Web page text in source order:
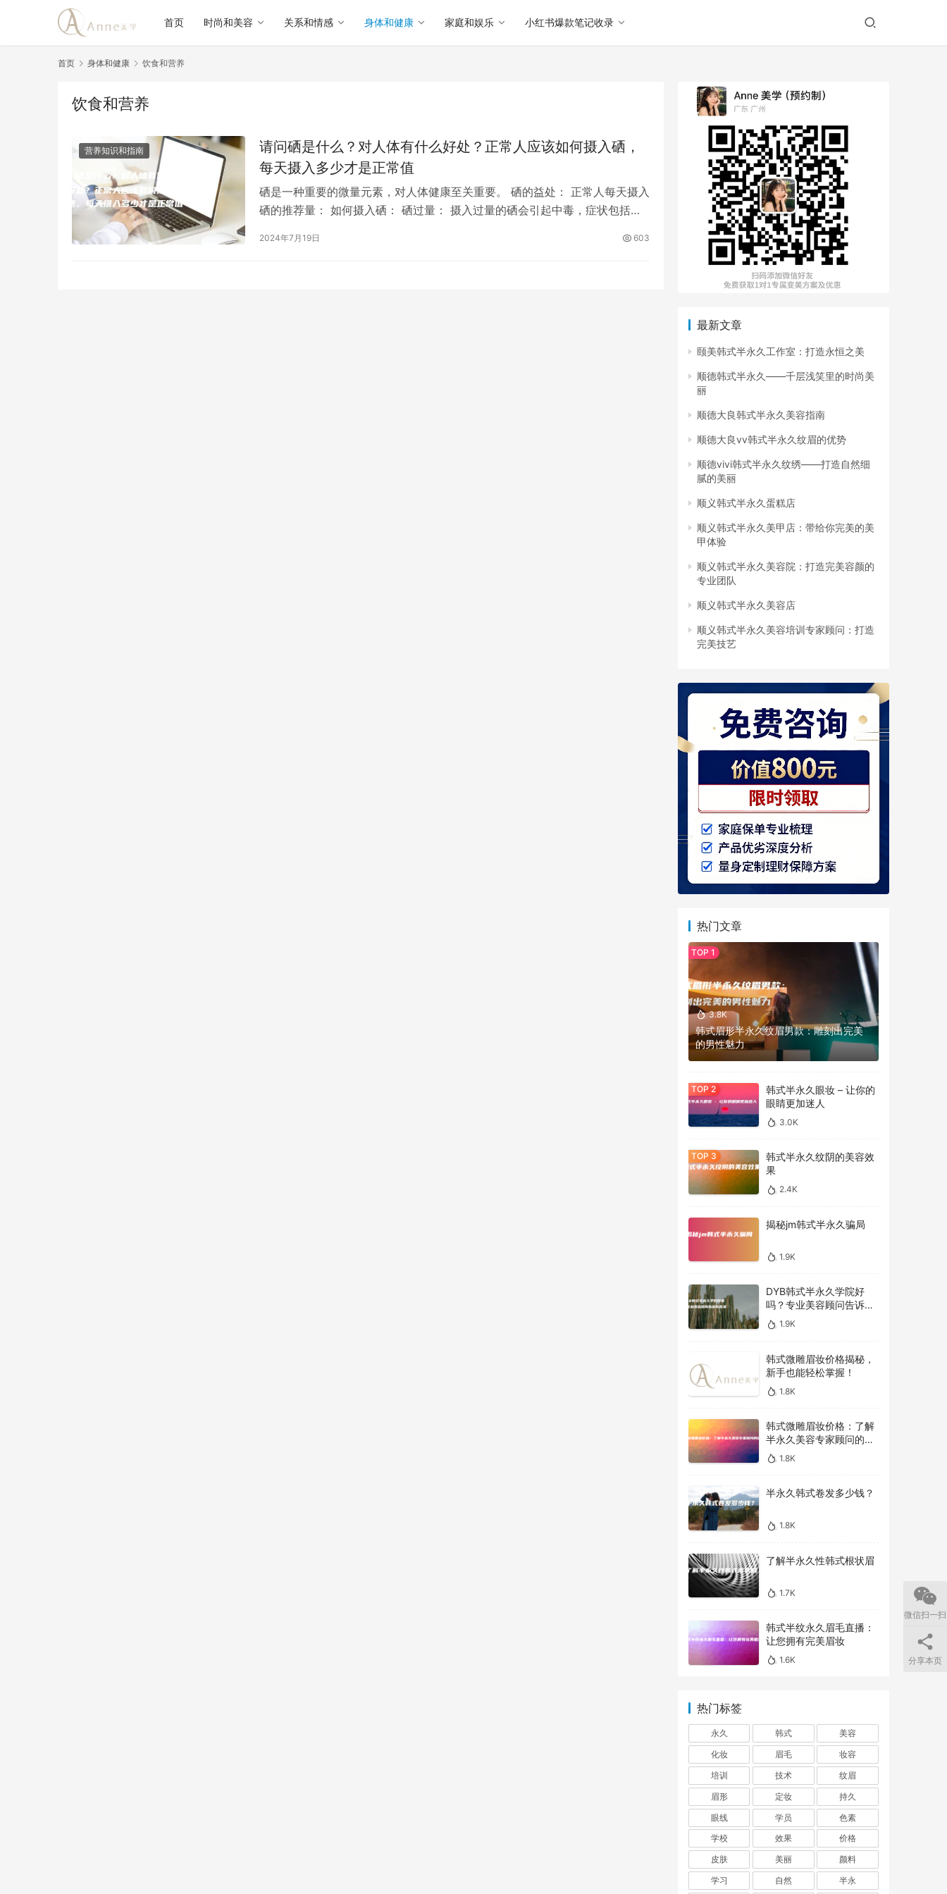
首页 时尚和美容 关系和情感 身体和健康 家庭和娱乐 小红书爆款笔记收录
首页 身体和健康 饮食和营养
饮食和营养
营养知识和指南
请问硒是什么？对人体有什么好处？正常人应该如何摄入硒，
每天摄入多少才是正常值
硒是一种重要的微量元素，对人体健康至关重要。 硒的益处： 正常人每天摄入
硒的推荐量： 如何摄入硒： 硒过量： 摄入过量的硒会引起中毒，症状包括：
2024年7月19日 603
最新文章
颐美韩式半永久工作室：打造永恒之美
顺德韩式半永久——千层浅笑里的时尚美
丽
顺德大良韩式半永久美容指南
顺德大良vv韩式半永久纹眉的优势
顺德vivi韩式半永久纹绣——打造自然细
腻的美丽
顺义韩式半永久蛋糕店
顺义韩式半永久美甲店：带给你完美的美
甲体验
顺义韩式半永久美容院：打造完美容颜的
专业团队
顺义韩式半永久美容店
顺义韩式半永久美容培训专家顾问：打造
完美技艺
热门文章
3.8K
韩式眉形半永久纹眉男款：雕刻出完美
的男性魅力
韩式半永久眼妆 – 让你的
眼睛更加迷人
3.0K
韩式半永久纹阴的美容效
果
2.4K
揭秘jm韩式半永久骗局
1.9K
DYB韩式半永久学院好
吗？专业美容顾问告诉你
答案！
1.9K
韩式微雕眉妆价格揭秘，
新手也能轻松掌握！
1.8K
韩式微雕眉妆价格：了解
半永久美容专家顾问的建
议 1.8K
半永久韩式卷发多少钱？
1.8K
了解半永久性韩式根状眉
1.7K
韩式半纹永久眉毛直播：
让您拥有完美眉妆
1.6K
热门标签
永久 韩式
美容
化妆
眉毛
妆容
培训
技术
纹眉
眉形
定妆
持久
眼线
学员
色素
学校
效果
价格
皮肤
美丽
颜料
学习
自然 半永
微信扫一扫
分享本页